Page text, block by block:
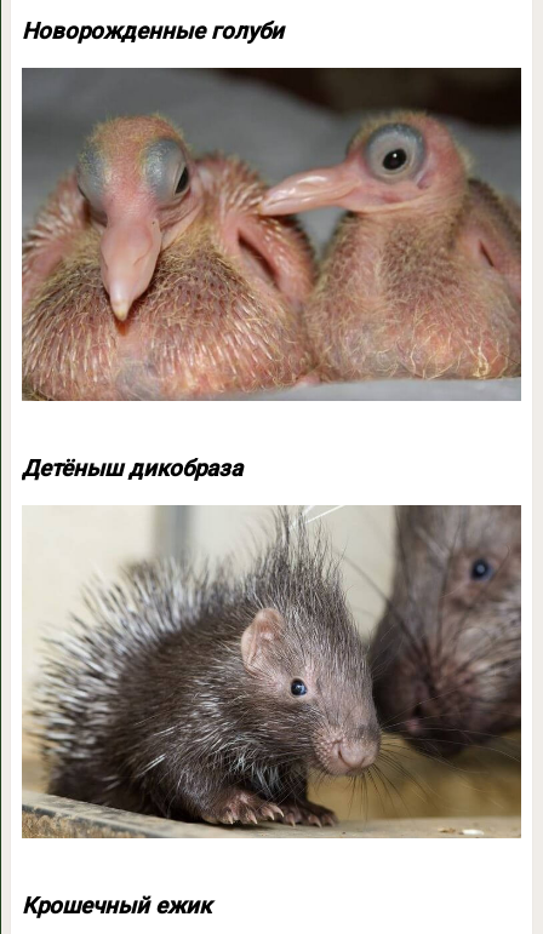
Новорожденные голуби
Детёныш дикобраза
Крошечный ежик